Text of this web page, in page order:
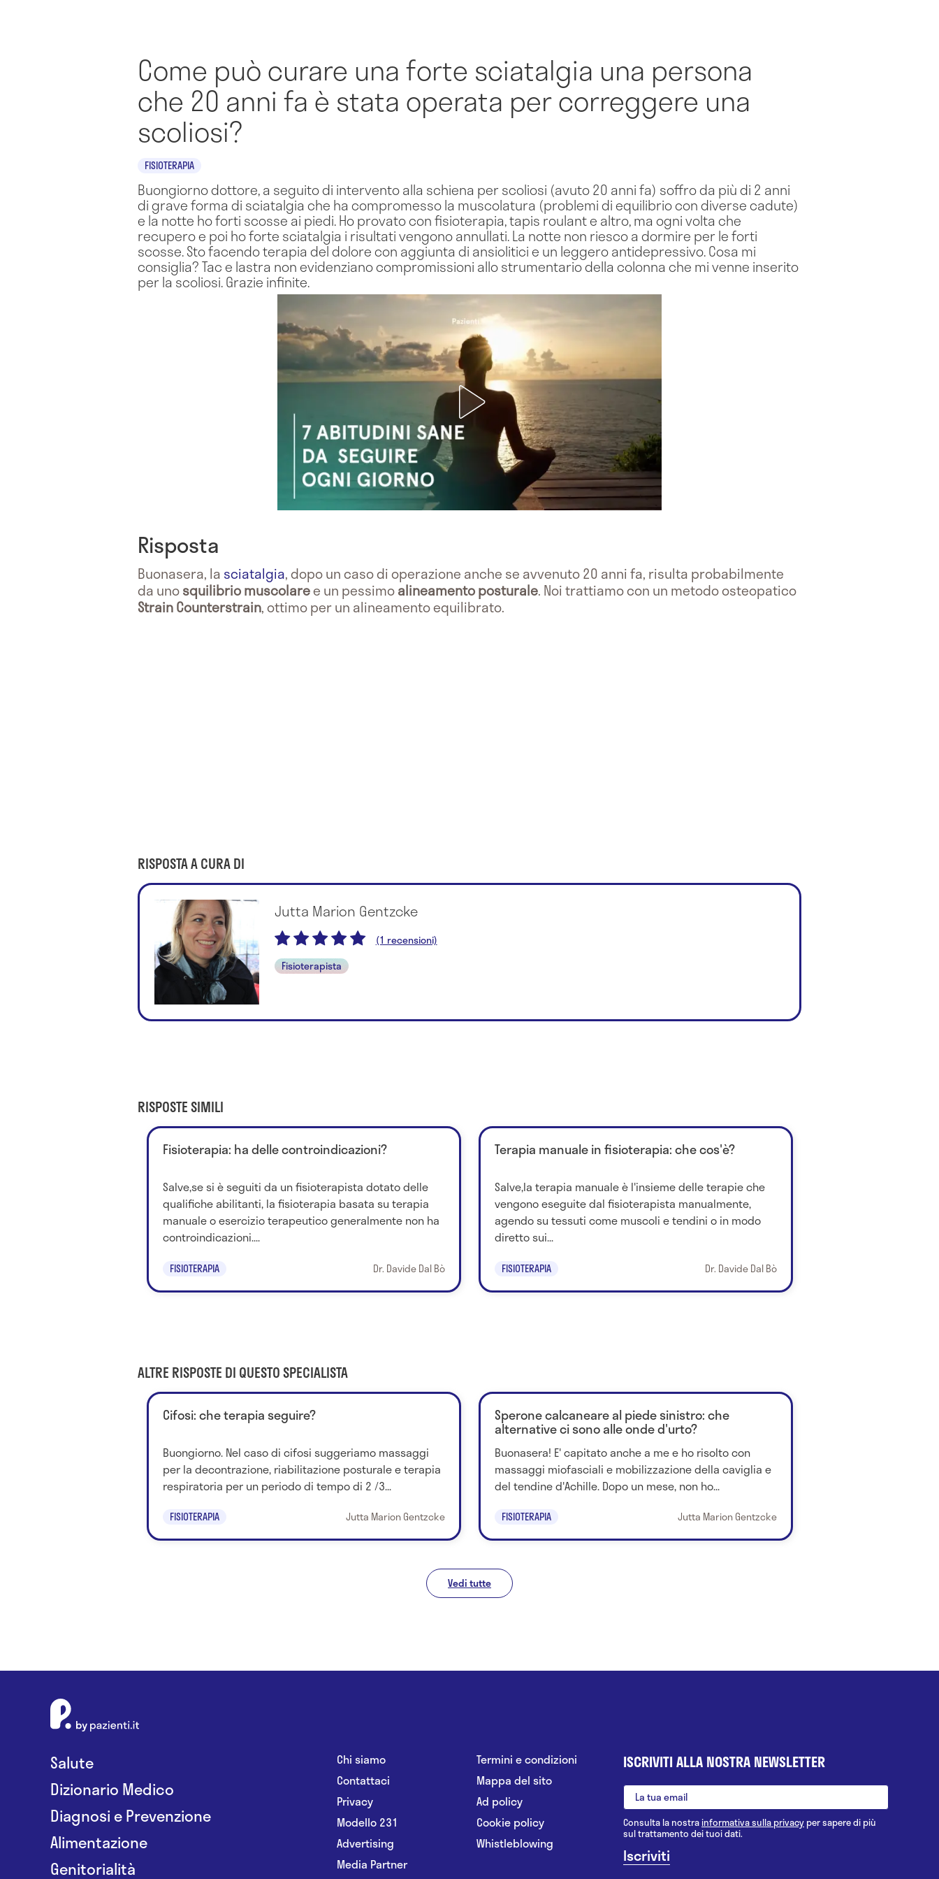
Come può curare una forte sciatalgia una persona
che 20 anni fa è stata operata per correggere una
scoliosi?
FISIOTERAPIA
Buongiorno dottore, a seguito di intervento alla schiena per scoliosi (avuto 20 anni fa) soffro da più di 2 anni
di grave forma di sciatalgia che ha compromesso la muscolatura (problemi di equilibrio con diverse cadute)
e la notte ho forti scosse ai piedi. Ho provato con fisioterapia, tapis roulant e altro, ma ogni volta che
recupero e poi ho forte sciatalgia i risultati vengono annullati. La notte non riesco a dormire per le forti
scosse. Sto facendo terapia del dolore con aggiunta di ansiolitici e un leggero antidepressivo. Cosa mi
consiglia? Tac e lastra non evidenziano compromissioni allo strumentario della colonna che mi venne inserito
per la scoliosi. Grazie infinite.
Risposta
Buonasera, la sciatalgia, dopo un caso di operazione anche se avvenuto 20 anni fa, risulta probabilmente
da unosquilibrio muscolaree un pessimoalineamento posturale. Noi trattiamo con un metodo osteopatico
Strain Counterstrain, ottimo per un alineamento equilibrato.
RISPOSTA A CURA DI
Jutta Marion Gentzcke
(1 recensioni)
Fisioterapista
RISPOSTE SIMILI
Fisioterapia: ha delle controindicazioni?
Salve,se si è seguiti da un fisioterapista dotato delle
qualifiche abilitanti, la fisioterapia basata su terapia
manuale o esercizio terapeutico generalmente non ha
controindicazioni....
FISIOTERAPIA Dr. Davide Dal Bò
Terapia manuale in fisioterapia: che cos'è?
Salve,la terapia manuale è l'insieme delle terapie che
vengono eseguite dal fisioterapista manualmente,
agendo su tessuti come muscoli e tendini o in modo
diretto sui...
FISIOTERAPIA Dr. Davide Dal Bò
ALTRE RISPOSTE DI QUESTO SPECIALISTA
Cifosi: che terapia seguire?
Buongiorno. Nel caso di cifosi suggeriamo massaggi
per la decontrazione, riabilitazione posturale e terapia
respiratoria per un periodo di tempo di 2 /3...
FISIOTERAPIA Jutta Marion Gentzcke
Sperone calcaneare al piede sinistro: che
alternative ci sono alle onde d'urto?
Buonasera! E' capitato anche a me e ho risolto con
massaggi miofasciali e mobilizzazione della caviglia e
del tendine d'Achille. Dopo un mese, non ho...
FISIOTERAPIA Jutta Marion Gentzcke
Vedi tutte
Salute
Dizionario Medico
Diagnosi e Prevenzione
Alimentazione
Genitorialità
Chi siamo
Contattaci
Privacy
Modello 231
Advertising
Media Partner
Termini e condizioni
Mappa del sito
Ad policy
Cookie policy
Whistleblowing
ISCRIVITI ALLA NOSTRA NEWSLETTER
Consulta la nostrainformativa sulla privacy per sapere di più
sul trattamento dei tuoi dati.